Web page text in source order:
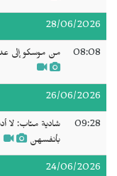
28/06/2026
08:08 من موسكو إلى
26/06/2026
09:28
شادية منّاب: لا
بأنفسهن
24/06/2026